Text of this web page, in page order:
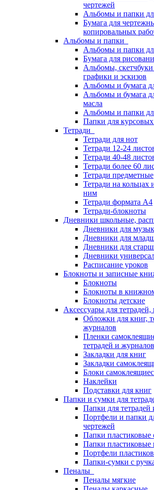
чертежей
Альбомы и папки
Бумага для
копировальных
Альбомы и папки
Альбомы и папки
Бумага для
Альбомы, скетчбуки
графики и эскизов
Альбомы и бумага
Альбомы и бумага
масла
Альбомы и папки
Папки для
Тетради
Тетради для нот
Тетради 12-24
Тетради 40-48
Тетради более 60
Тетради предметные
Тетради на
ним
Тетради формата А4
Тетради-блокноты
Дневники школьные,
Дневники для
Дневники для
Дневники для
Дневники
Расписание уроков
Блокноты и записные
Блокноты
Блокноты в
Блокноты детские
Аксессуары для
Обложки для книг,
журналов
Пленки
тетрадей и журналов
Закладки для книг
Закладки
Блоки
Наклейки
Подставки для книг
Папки и сумки для
Папки для тетрадей
Портфели и папки
чертежей
Папки пластиковые
Папки пластиковые
Портфели
Папки-сумки с
Пеналы
Пеналы мягкие